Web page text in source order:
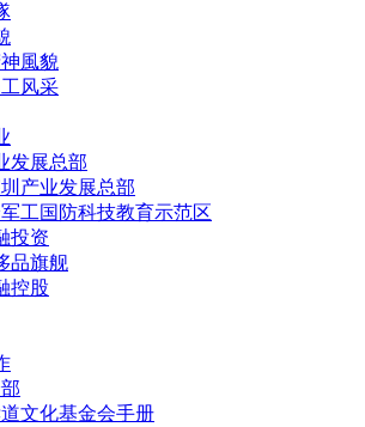
風貌
工风采
发展总部
产业发展总部
工国防科技教育示范区
投资
品旗舰
控股
文化基金会手册